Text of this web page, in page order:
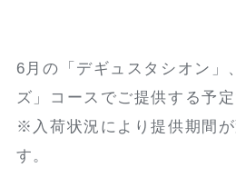
6月の「デギュスタシオン」
ズ」コースでご提供する予定
※入荷状況により提供期間
す。